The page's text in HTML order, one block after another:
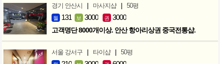
경기 안산시 | 마사지샵 | 50평
월 131 보 3000 권 3000
고객명단 8000개이상. 안산 항아리상권 중국전통샵.
서울 강서구 | 타이샵 | 50평